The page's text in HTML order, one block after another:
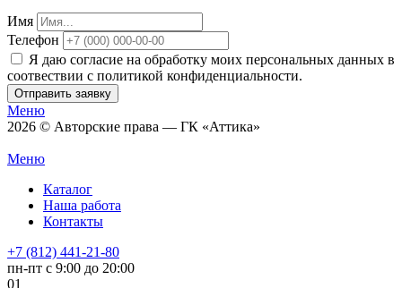
Имя
Телефон
Я даю согласие на обработку моих персональных данных в
соотвествии с политикой конфиденциальности.
Отправить заявку
Меню
2026 © Авторские права — ГК «Аттика»
Меню
Каталог
Наша работа
Контакты
+7 (812) 441-21-80
пн-пт с 9:00 до 20:00
01